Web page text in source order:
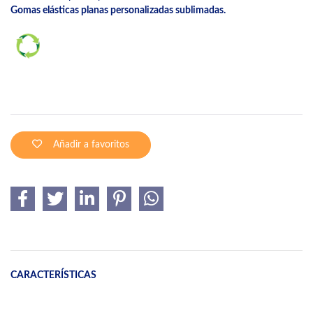
Gomas elásticas planas personalizadas sublimadas.
Añadir a favoritos
CARACTERÍSTICAS